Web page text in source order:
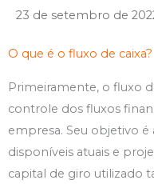
23 de setembro de
O que é o fluxo de caixa?
Primeiramente, o fluxo
controle dos fluxos
empresa. Seu objetivo
disponíveis atuais e
capital de giro utilizado